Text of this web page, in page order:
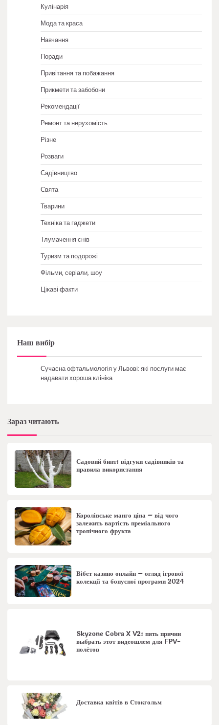
Кулінарія
Мода та краса
Навчання
Поради
Привітання та побажання
Прикмети та забобони
Рекомендації
Ремонт та нерухомість
Різне
Розваги
Садівництво
Свята
Тварини
Техніка та гаджети
Тлумачення снів
Туризм та подорожі
Фільми, серіали, шоу
Цікаві факти
Наш вибір
Сучасна офтальмологія у Львові: які послуги має
надавати хороша клініка
Зараз читають
Садовий бинт: відгуки садівників та
правила використання
Королівське манго ціна – від чого
залежить вартість преміального
тропічного фрукта
Вібет казино онлайн – огляд ігрової
колекції та бонусної програми 2024
Skyzone Cobra X V2: пять причин
выбрать этот видеошлем для FPV-
полётов
Доставка квітів в Стокгольм